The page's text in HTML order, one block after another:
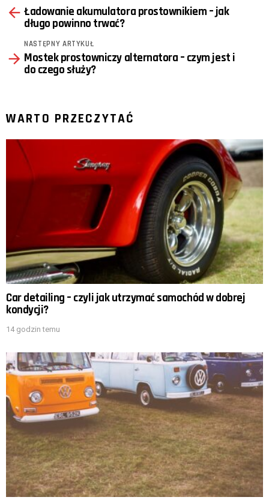
moreŁadowanie akumulatora prostownikiem – jak
długo powinno trwać?
NASTĘPNY ARTYKUŁ
Mostek prostowniczy alternatora – czym jest i
do czego służy?
WARTO PRZECZYTAĆ
Car detailing – czyli jak utrzymać samochód w dobrej
kondycji?
14 godzin temu